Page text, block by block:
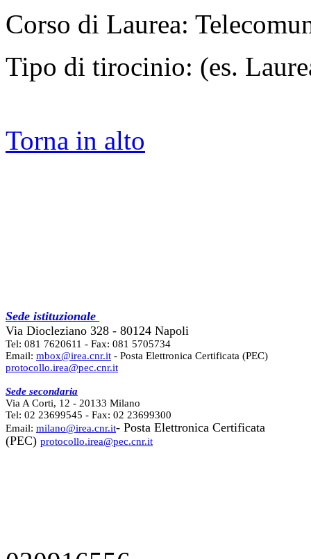
Corso di Laurea:
Tipo di tirocinio: (es.
Torna in alto
Sede istituzionale
Via Diocleziano 328 - 80124 Napoli
Tel: 081 7620611 - Fax: 081 5705734
Email: mbox@irea.cnr.it - Posta Elettronica Certificata (PEC)
protocollo.irea@pec.cnr.it
Sede secondaria
Via A Corti, 12 - 20133 Milano
Tel: 02 23699545 - Fax: 02 23699300
Email: milano@irea.cnr.it- Posta Elettronica Certificata
(PEC) protocollo.irea@pec.cnr.it